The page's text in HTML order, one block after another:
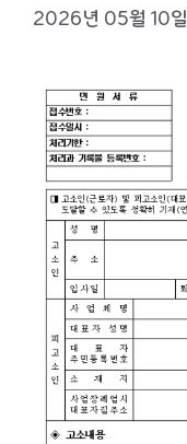
2026년 05월 10일